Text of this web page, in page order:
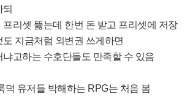
리셋 뚫는데 한번 돈 받고 프리셋에 저장
지금처럼 외변권 쓰게하면
고하는 수호단들도 만족할 수 있음
덕 유저들 박해하는 RPG는 처음 봄